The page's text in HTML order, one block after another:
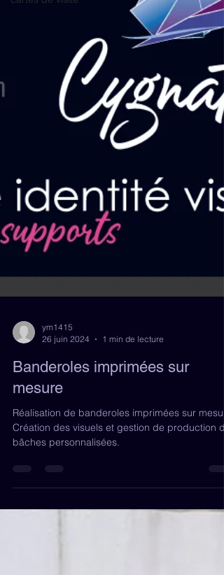
26 juin 2024
1 min de lecture
Banderoles imprimées sur
mesure
Réalisation de banderoles imprimées sur